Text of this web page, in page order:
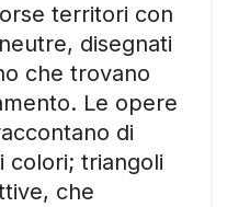
territori con
disegnati
che trovano
Le opere
di
colori; triangoli
che